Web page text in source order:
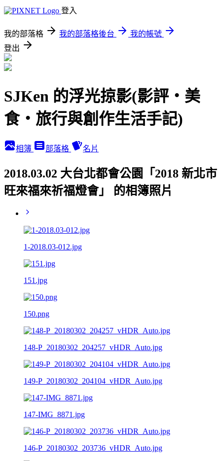
登入
我的部落格 我的部落格後台
我的帳號
登出
SJKen 的浮光掠影(影評‧美
食‧旅行與創作生活手記)
相簿 部落格 名片
2018.03.02 大台北都會公園「2018 新北市
旺來福來祈福燈會」 的相簿照片
1-2018.03-012.jpg
151.jpg
150.png
148-P_20180302_204257_vHDR_Auto.jpg
149-P_20180302_204104_vHDR_Auto.jpg
147-IMG_8871.jpg
146-P_20180302_203736_vHDR_Auto.jpg